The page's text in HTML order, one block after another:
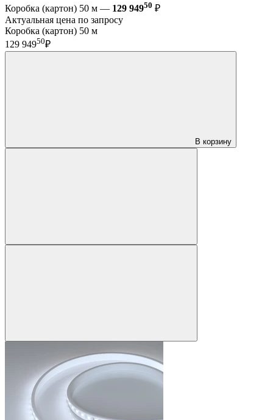
Коробка (картон) 50 м — 129 94950 ₽
Актуальная цена по запросу
Коробка (картон) 50 м
129 94950₽
В корзину